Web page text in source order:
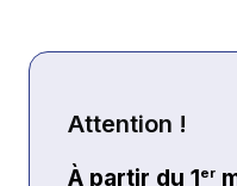
Attention !
À partir du 1er